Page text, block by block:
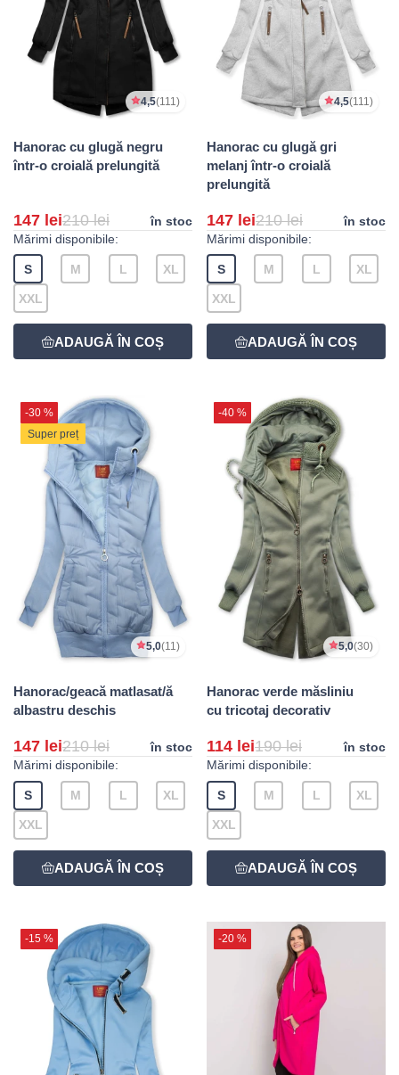
4,5(111)
Hanorac cu glugă negru
într-o croială prelungită
147 lei210 lei
în stoc
Mărimi disponibile:
S M L XL
XXL
4,5(111)
Hanorac cu glugă gri
melanj într-o croială
prelungită
147 lei210 lei
în stoc
Mărimi disponibile:
S M L XL
XXL
-30 %
Super preț
5,0(11)
Hanorac/geacă matlasat/ă
albastru deschis
147 lei210 lei
în stoc
Mărimi disponibile:
S M L XL
XXL
-40 %
5,0(30)
Hanorac verde măsliniu
cu tricotaj decorativ
114 lei190 lei
în stoc
Mărimi disponibile:
S M L XL
XXL
-15 % -20 %